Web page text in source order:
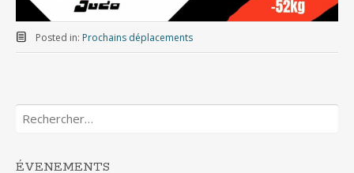
Posted in: Prochains déplacements
Rechercher :
ÉVENEMENTS